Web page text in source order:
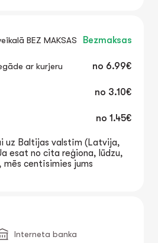
BEZ MAKSAS Bezmaksas
ar kurjeru no 6.99€
no 3.10€
no 1.45€
uz Baltijas valstīm (Latvija,
esat no cita reģiona, lūdzu,
centīsimies jums
Interneta banka